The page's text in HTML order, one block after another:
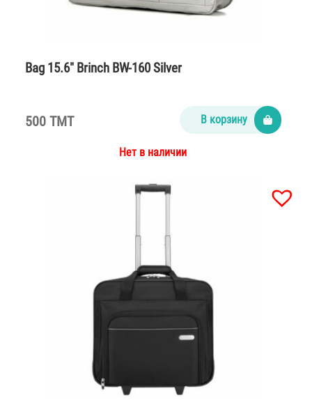
Bag 15.6″ Brinch BW-160 Silver
500 TMT В корзину
Нет в наличии